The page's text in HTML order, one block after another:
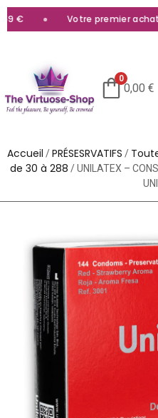
€ Votre premier achat
0
0,00 €
Accueil /PRÉSESRVATIFS /
de 30 à 288 / UNILATEX –